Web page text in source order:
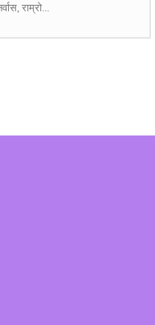
“हाम्रो पुनर्वास, राम्रो...